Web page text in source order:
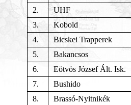
2.
UHF
3.
Kobold
4.
Bicskei Trapperek
5.
Bakancsos
6.
Eötvös József Ált. Isk.
7.
Bushido
8.
Brassó-Nyitnikék